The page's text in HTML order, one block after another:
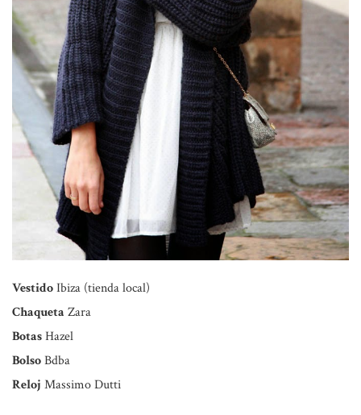
VestidoIbiza (tienda local)
Chaqueta Zara
BotasHazel
BolsoBdba
Reloj Massimo Dutti